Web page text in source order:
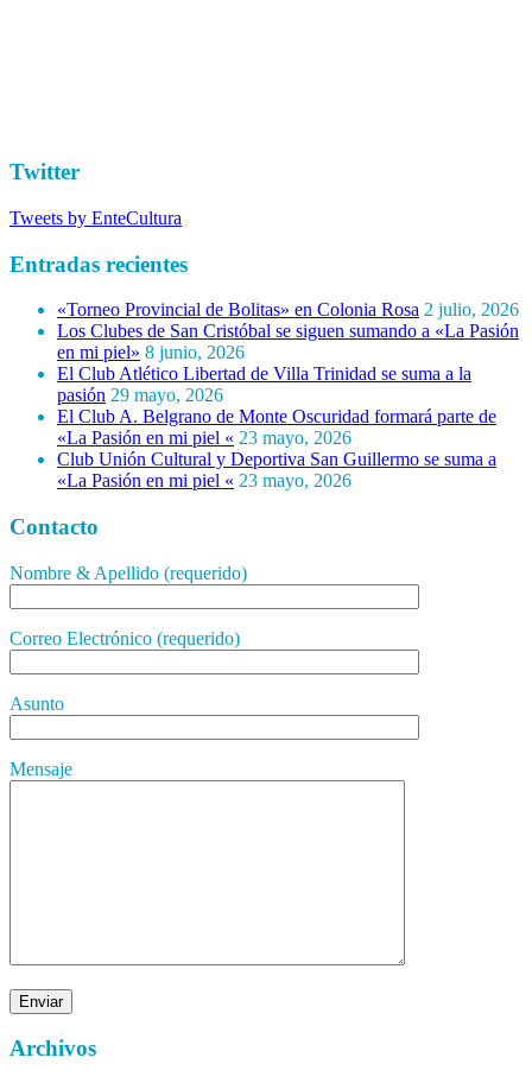
Twitter
Tweets by EnteCultura
Entradas recientes
«Torneo Provincial de Bolitas» en Colonia Rosa 2 julio, 2026
Los Clubes de San Cristóbal se siguen sumando a «La Pasión
en mi piel» 8 junio, 2026
El Club Atlético Libertad de Villa Trinidad se suma a la
pasión 29 mayo, 2026
El Club A. Belgrano de Monte Oscuridad formará parte de
«La Pasión en mi piel « 23 mayo, 2026
Club Unión Cultural y Deportiva San Guillermo se suma a
«La Pasión en mi piel « 23 mayo, 2026
Contacto
Nombre & Apellido (requerido)
Correo Electrónico (requerido)
Asunto
Mensaje
Archivos